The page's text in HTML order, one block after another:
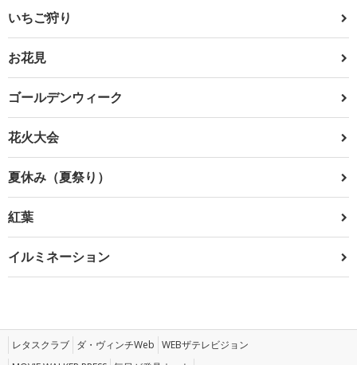
いちご狩り
お花見
ゴールデンウィーク
花火大会
夏休み（夏祭り）
紅葉
イルミネーション
レタスクラブ ダ・ヴィンチWeb WEBザテレビジョン